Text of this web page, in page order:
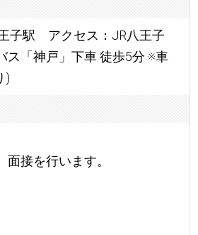
子駅 アクセス：JR八王子
ス「神戸」下車 徒歩5分 ※車
)
接を行います。